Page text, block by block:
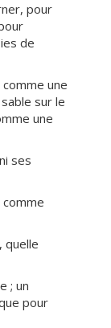
pour
de
une
sur le
une
ses
quelle
; un
pour